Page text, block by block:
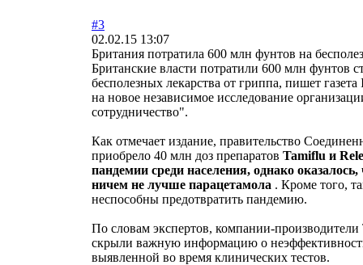
#3
02.02.15 13:07
Британия потратила 600 млн фунтов на
Британские власти потратили 600 млн фунтов
бесполезных лекарства от гриппа, пишет
на новое независимое исследование
сотрудничество".
Как отмечает издание, правительство
приобрело 40 млн доз препаратов Tamiflu и
пандемии среди населения, однако
ничем не лучше парацетамола . Кроме того,
неспособны предотвратить пандемию.
По словам экспертов, компании-производители
скрыли важную информацию о
выявленной во время клинических тестов.